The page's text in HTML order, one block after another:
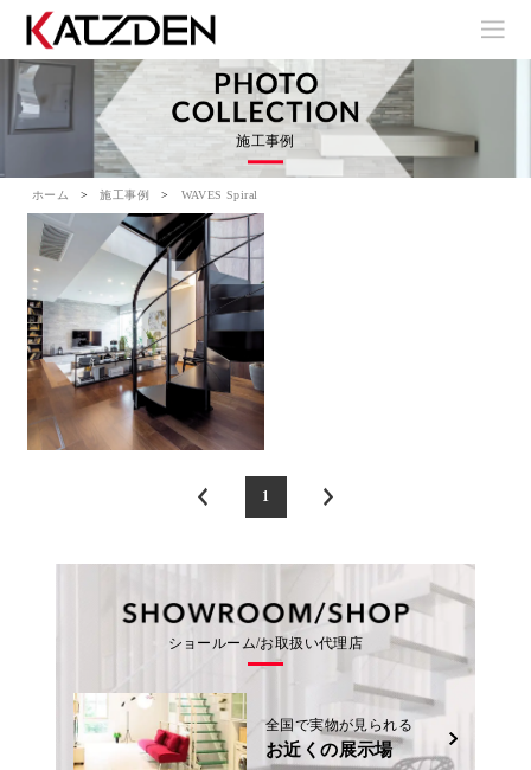
施工事例
ホーム 施工事例 WAVES Spiral
1
ショールーム/お取扱い代理店
全国で実物が見られる
お近くの展示場